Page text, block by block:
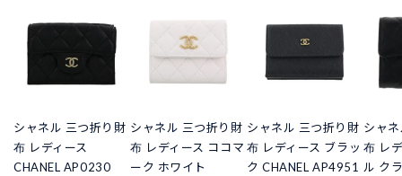
シャネル 三つ折り財
布 レディース
CHANEL AP0230
シャネル 三つ折り財
布 レディース ココマ
ーク ホワイト
シャネル 三つ折り財
布 レディース ブラッ
ク CHANEL AP4951
シャ
布 レ
ル ク